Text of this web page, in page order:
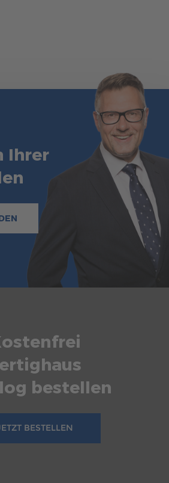
Ihrer
bestellen
BESTELLEN